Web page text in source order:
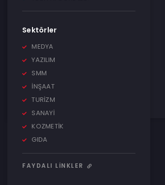
Sektörler
MEDYA
YAZILIM
SMM
İNŞAAT
TURİZM
SANAYİ
KOZMETİK
GIDA
FAYDALI LINKLER